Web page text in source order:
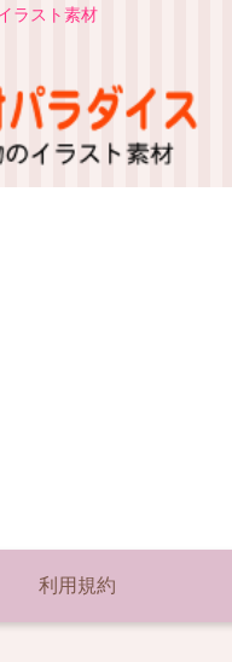
ラスト素材
利用規約